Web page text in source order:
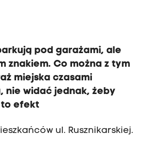
pod garażami, ale
znakiem. Co można z tym
miejska czasami
nie widać jednak, żeby
to efekt
ul. Rusznikarskiej.